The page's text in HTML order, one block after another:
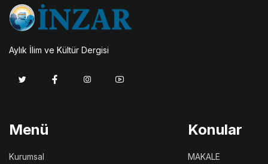
Aylık İlim ve Kültür Dergisi
Menü
Kurumsal
Konular
MAKALE